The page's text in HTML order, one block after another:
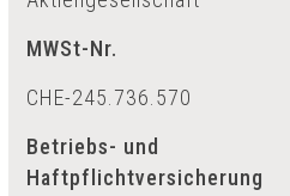
MWSt-Nr.
CHE-245.736.570
Betriebs- und
Haftpflichtversicherung